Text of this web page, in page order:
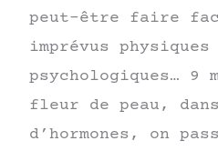
peut-être faire
imprévus physiques
psychologiques… 9
fleur de peau,
d’hormones, on